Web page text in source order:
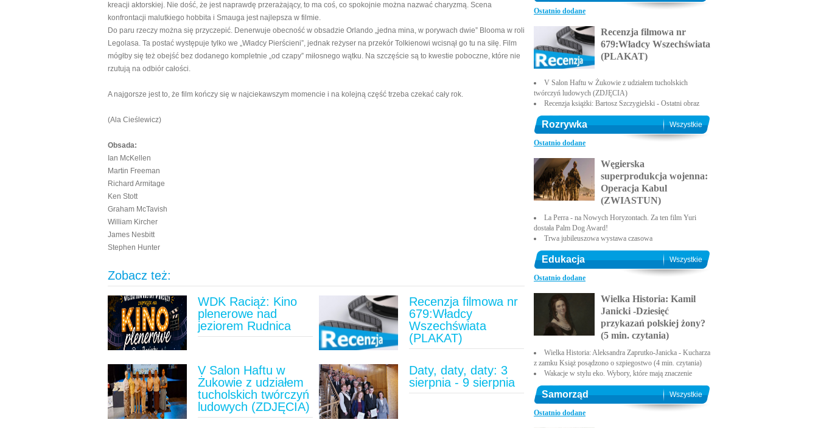
kreacji aktorskiej. Nie dość, że jest naprawdę przerażający, to ma coś, co spokojnie można nazwać charyzmą. Scena
konfrontacji malutkiego hobbita i Smauga jest najlepsza w filmie.
Do paru rzeczy można się przyczepić. Denerwuje obecność w obsadzie Orlando „jedna mina, w porywach dwie” Blooma w roli
Legolasa. Ta postać występuje tylko we „Władcy Pierścieni”, jednak reżyser na przekór Tolkienowi wcisnął go tu na siłę. Film
mógłby się też obejść bez dodanego kompletnie „od czapy” miłosnego wątku. Na szczęście są to kwestie poboczne, które nie
rzutują na odbiór całości.
A najgorsze jest to, że film kończy się w najciekawszym momencie i na kolejną część trzeba czekać cały rok.
(Ala Cieślewicz)
Obsada:
Ian McKellen
Martin Freeman
Richard Armitage
Ken Stott
Graham McTavish
William Kircher
James Nesbitt
Stephen Hunter
Zobacz też:
WDK Raciąż: Kino
plenerowe nad
jeziorem Rudnica
Recenzja filmowa nr
679:Władcy
Wszechświata
(PLAKAT)
V Salon Haftu w
Żukowie z udziałem
tucholskich twórczyń
ludowych (ZDJĘCIA)
Daty, daty, daty: 3
sierpnia - 9 sierpnia
Ostatnio dodane
Recenzja filmowa nr
679:Władcy Wszechświata
(PLAKAT)
V Salon Haftu w Żukowie z udziałem tucholskich
twórczyń ludowych (ZDJĘCIA)
Recenzja książki: Bartosz Szczygielski - Ostatni obraz
Rozrywka Wszystkie
Ostatnio dodane
Węgierska
superprodukcja wojenna:
Operacja Kabul
(ZWIASTUN)
La Perra - na Nowych Horyzontach. Za ten film Yuri
dostała Palm Dog Award!
Trwa jubileuszowa wystawa czasowa
Edukacja Wszystkie
Ostatnio dodane
Wielka Historia: Kamil
Janicki -Dziesięć
przykazań polskiej żony?
(5 min. czytania)
Wielka Historia: Aleksandra Zaprutko-Janicka - Kucharza
z zamku Książ posądzono o szpiegostwo (4 min. czytania)
Wakacje w stylu eko. Wybory, które mają znaczenie
Samorząd Wszystkie
Ostatnio dodane